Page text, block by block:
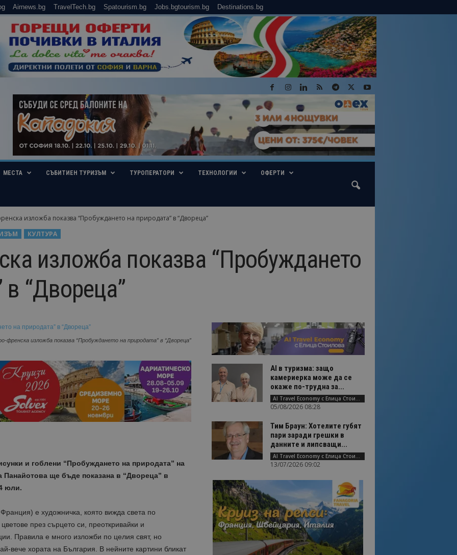
Airnews.bg TravelTech.bg Spatourism.bg Jobs.bgtourism.bg Destinations.bg
МЕСТА СЪБИТИЕН ТУРИЗЪМ ТУРОПЕРАТОРИ ТЕХНОЛОГИИ ОФЕРТИ
изложба показва “Пробуждането на природата” в “Двореца”
КУЛТУРА
изложба показва “Пробуждането
в “Двореца”
френска изложба показва “Пробуждането на природата” в “Двореца”
и гоблени “Пробуждането на природата” на
ще бъде показана в “Двореца” в
юли.
е художничка, която вижда света по
през сърцето си, преоткривайки и
Правила е много изложби по целия свят, но
вече хората на България. В нейните картини бликат
AI в туризма: защо
камериерка може да се
окаже по-трудна за...
AI Travel Economy с Елица Стоилова
05/08/2026 08:28
Тим Браун: Хотелите губят
пари заради грешки в
данните и липсващи...
AI Travel Economy с Елица Стоилова
13/07/2026 09:02